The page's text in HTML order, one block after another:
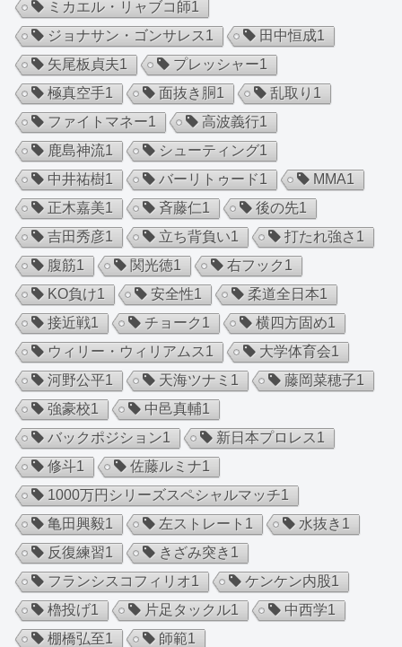
ミカエル・リャブコ師1
ジョナサン・ゴンサレス1 田中恒成1
矢尾板貞夫1 プレッシャー1
極真空手1 面抜き胴 1 乱取り 1
ファイトマネー1 高波義行1
鹿島神流1 シューティング1
中井祐樹1 バーリトゥード1 MMA1
正木嘉美1 斉藤仁1 後の先1
吉田秀彦1 立ち背負い1 打たれ強さ 1
腹筋1 関光徳1 右フック1
KO負け1 安全性1 柔道全日本1
接近戦1 チョーク1 横四方固め1
ウィリー・ウィリアムス1 大学体育会1
河野公平1 天海ツナミ 1 藤岡菜穂子1
強豪校1 中邑真輔1
バックポジション1 新日本プロレス1
修斗1 佐藤ルミナ1
1000万円シリーズスペシャルマッチ1
亀田興毅1 左ストレート 1 水抜き 1
反復練習1 きざみ突き 1
フランシスコフィリオ1 ケンケン内股1
櫓投げ1 片足タックル1 中西学1
棚橋弘至1 師範1